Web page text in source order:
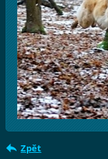
Zpět